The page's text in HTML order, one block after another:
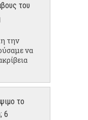
του
την
να
το
6